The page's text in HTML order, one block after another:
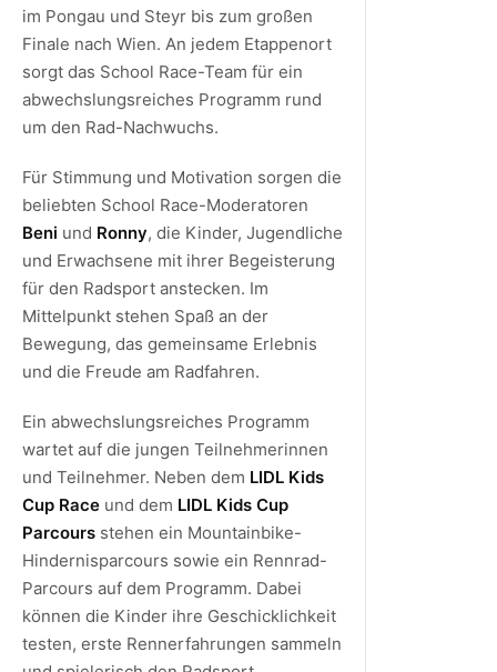
im Pongau und Steyr bis zum großen
Finale nach Wien. An jedem Etappenort
sorgt das School Race-Team für ein
abwechslungsreiches Programm rund
um den Rad-Nachwuchs.
Für Stimmung und Motivation sorgen die
beliebten School Race-Moderatoren
Beni und Ronny, die Kinder, Jugendliche
und Erwachsene mit ihrer Begeisterung
für den Radsport anstecken. Im
Mittelpunkt stehen Spaß an der
Bewegung, das gemeinsame Erlebnis
und die Freude am Radfahren.
Ein abwechslungsreiches Programm
wartet auf die jungen Teilnehmerinnen
und Teilnehmer. Neben dem LIDL Kids
Cup Race und dem LIDL Kids Cup
Parcours stehen ein Mountainbike-
Hindernisparcours sowie ein Rennrad-
Parcours auf dem Programm. Dabei
können die Kinder ihre Geschicklichkeit
testen, erste Rennerfahrungen sammeln